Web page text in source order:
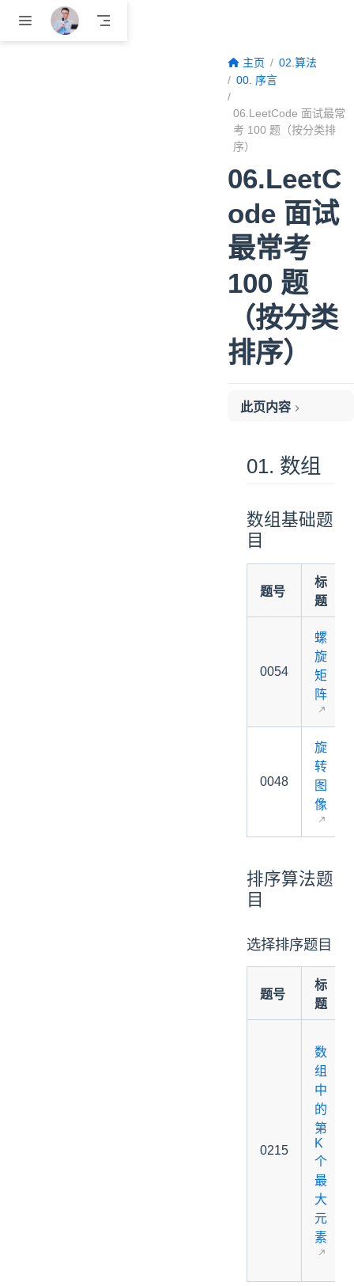
跳至主要內容
主页
02.算法
00. 序言
06.LeetCode 面试最常
考 100 题（按分类排
序）
06.LeetC
ode 面试
最常考
100 题
（按分类
排序）
此页内容
数组基础题目
排序算法题目
双指针题目
滑动窗口题目
02. 链表
链表经典题目
堆栈基础题目
05. 哈希表
字符串基础题目
二叉树的遍历题目
二叉树的还原题目
并查集题目
08. 图论
贪心算法题目
01. 数组
数组基础题
目
题号
标
题
0054
螺
旋
矩
阵
0048
旋
转
图
像
排序算法题
目
选择排序题目
题号
标
题
0215
数
组
中
的
第
K
个
最
大
元
素